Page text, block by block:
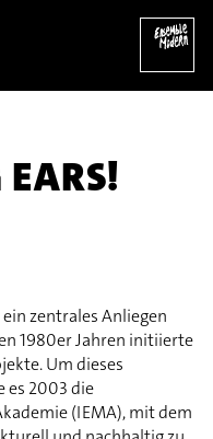
solo (2017)
EARS!
zentrales Anliegen
1980er Jahren initiierte
Um dieses
es 2003 die
(IEMA), mit dem